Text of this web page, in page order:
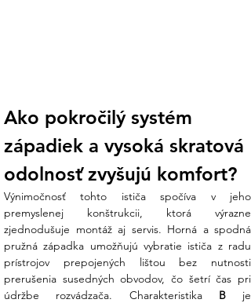
Kvalita podľa svetových noriem:
Zhoda s normami IEC 60947-2 a EN
prešiel najprísnejším testovaním.
Nemecká precíznosť značky Siemens je
zárukou, že mechanizmus bude
fungovať rovnako presne dnes aj po
desiatich rokoch.
Koniec technickej neistote:Nie ste si
istí, či je 10 A trojpólový istič vhodný pre
Ako pokročilý systém
západiek a vysoká skratová
odolnosť zvyšujú komfort?
Výnimočnosť tohto ističa spočíva v jeho
premyslenej konštrukcii, ktorá výrazne
zjednodušuje montáž aj servis. Horná a spodná
pružná západka umožňujú vybratie ističa z radu
prístrojov prepojených lištou bez nutnosti
prerušenia susedných obvodov, čo šetrí čas pri
údržbe rozvádzača. Charakteristika B je